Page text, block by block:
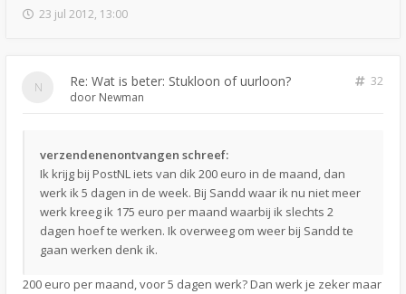
23 jul 2012, 13:00
Re: Wat is beter: Stukloon of uurloon?
32
door Newman
verzendenenontvangen schreef:
Ik krijg bij PostNL iets van dik 200 euro in de maand, dan
werk ik 5 dagen in de week. Bij Sandd waar ik nu niet meer
werk kreeg ik 175 euro per maand waarbij ik slechts 2
dagen hoef te werken. Ik overweeg om weer bij Sandd te
gaan werken denk ik.
200 euro per maand, voor 5 dagen werk? Dan werk je zeker maar